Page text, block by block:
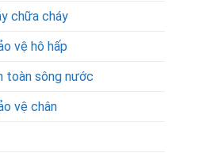
chữa cháy
vệ hô hấp
toàn sông nước
vệ chân